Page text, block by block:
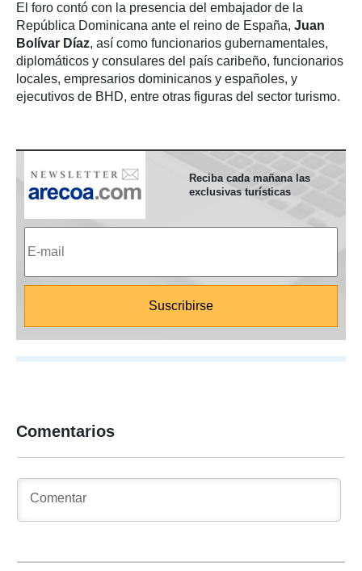
El foro contó con la presencia del embajador de la
República Dominicana ante el reino de España, Juan
Bolívar Díaz, así como funcionarios gubernamentales,
diplomáticos y consulares del país caribeño, funcionarios
locales, empresarios dominicanos y españoles, y
ejecutivos de BHD, entre otras figuras del sector turismo.
Reciba cada mañana las
exclusivas turísticas
Comentarios